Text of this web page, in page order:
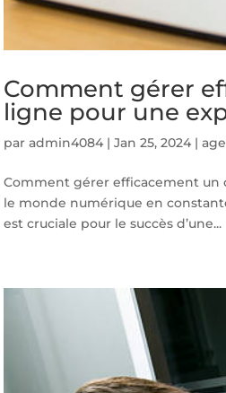
Comment gérer
ligne pour une
paradmin4084 |Jan 25, 2024 |
Comment gérer efficacement un
le monde numérique en
est cruciale pour le succès d’une...